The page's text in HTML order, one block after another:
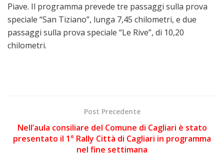
Piave. Il programma prevede tre passaggi sulla prova
speciale “San Tiziano”, lunga 7,45 chilometri, e due
passaggi sulla prova speciale “Le Rive”, di 10,20
chilometri.
Post Precedente
Nell’aula consiliare del Comune di Cagliari è stato
presentato il 1° Rally Città di Cagliari in programma
nel fine settimana